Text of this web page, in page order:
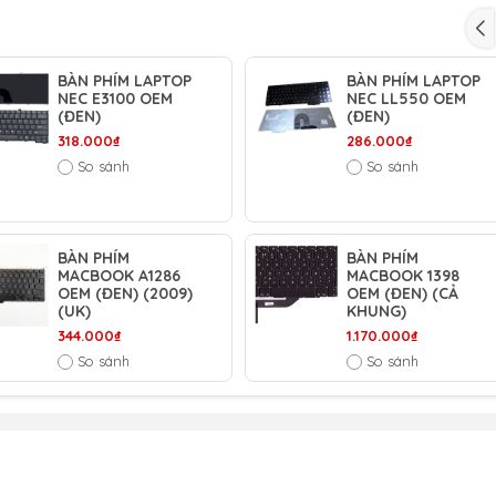
laptop bị rơi
cất giữ và sử dụng laptop trong điều kiện ẩm thấp.
trợ tư vấn sản phẩm xin liên hệ qua hotline:
0911390666 – 02438684912
qua trực tiếp cửa hàng:
BÀN PHÍM LAPTOP
NEC E3100 OEM
(ĐEN)
318.000₫
So sánh
BÀN PHÍM LAPTOP
NEC LL550 OEM
(ĐEN)
286.000₫
So sánh
BÀN PHÍM
MACBOOK A1286
OEM (ĐEN) (2009)
(UK)
344.000₫
So sánh
BÀN PHÍM
MACBOOK 1398
OEM (ĐEN) (CẢ
KHUNG)
1.170.000₫
So sánh